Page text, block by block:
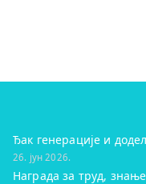
Ђак генерације и
26. јун 2026.
Награда за труд,